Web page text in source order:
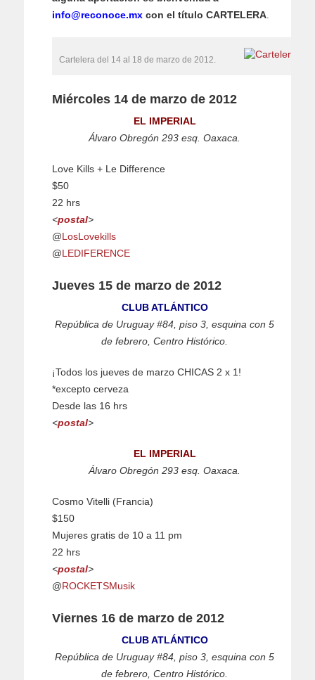
info@reconoce.mx con el título CARTELERA
Cartelera del 14 al 18 de marzo de 2012.
Miércoles 14 de marzo de 2012
EL IMPERIAL
Álvaro Obregón 293 esq. Oaxaca.
Love Kills + Le Difference
$50
22 hrs
<postal>
@LosLovekills
@LEDIFERENCE
Jueves 15 de marzo de 2012
CLUB ATLÁNTICO
República de Uruguay #84, piso 3, esquina con 5
de febrero, Centro Histórico.
¡Todos los jueves de marzo CHICAS 2 x 1!
*excepto cerveza
Desde las 16 hrs
<postal>
EL IMPERIAL
Álvaro Obregón 293 esq. Oaxaca.
Cosmo Vitelli (Francia)
$150
Mujeres gratis de 10 a 11 pm
22 hrs
<postal>
@ROCKETSMusik
Viernes 16 de marzo de 2012
CLUB ATLÁNTICO
República de Uruguay #84, piso 3, esquina con 5
de febrero, Centro Histórico.